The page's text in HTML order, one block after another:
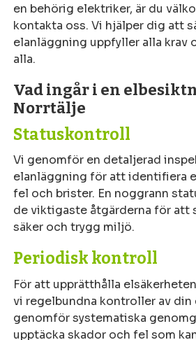
en behörig elektriker, är du
kontakta oss. Vi hjälper dig att
elanläggning uppfyller alla krav
alla.
Vad ingår i en
Norrtälje
Statuskontroll
Vi genomför en detaljerad
elanläggning för att identifiera
fel och brister. En noggrann
de viktigaste åtgärderna för att
säker och trygg miljö.
Periodisk kontroll
För att upprätthålla
vi regelbundna kontroller av din
genomför systematiska
upptäcka skador och fel som